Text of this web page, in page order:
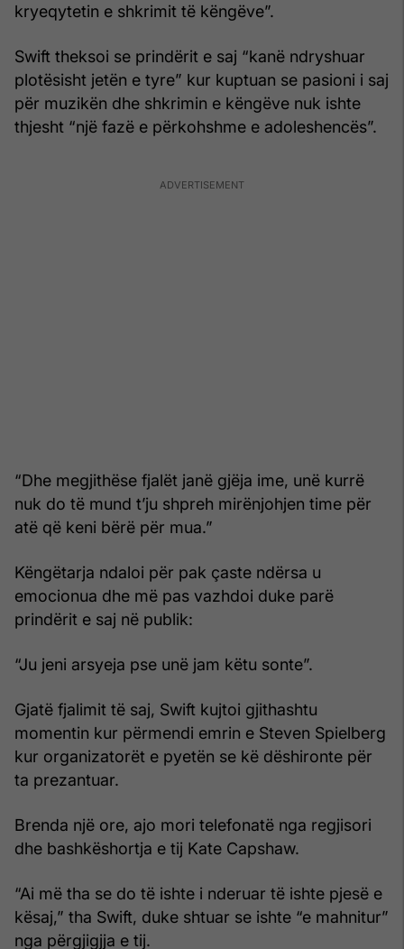
kryeqytetin e shkrimit të këngëve”.
Swift theksoi se prindërit e saj “kanë ndryshuar
plotësisht jetën e tyre” kur kuptuan se pasioni i saj
për muzikën dhe shkrimin e këngëve nuk ishte
thjesht “një fazë e përkohshme e adoleshencës”.
“Dhe megjithëse fjalët janë gjëja ime, unë kurrë
nuk do të mund t’ju shpreh mirënjohjen time për
atë që keni bërë për mua.”
Këngëtarja ndaloi për pak çaste ndërsa u
emocionua dhe më pas vazhdoi duke parë
prindërit e saj në publik:
“Ju jeni arsyeja pse unë jam këtu sonte”.
Gjatë fjalimit të saj, Swift kujtoi gjithashtu
momentin kur përmendi emrin e Steven Spielberg
kur organizatorët e pyetën se kë dëshironte për
ta prezantuar.
Brenda një ore, ajo mori telefonatë nga regjisori
dhe bashkëshortja e tij Kate Capshaw.
“Ai më tha se do të ishte i nderuar të ishte pjesë e
kësaj,” tha Swift, duke shtuar se ishte “e mahnitur”
nga përgjigjja e tij.